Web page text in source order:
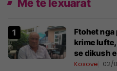
Më të lexuarat
Ftohet nga
krime
se dikush
Kosovë 02/